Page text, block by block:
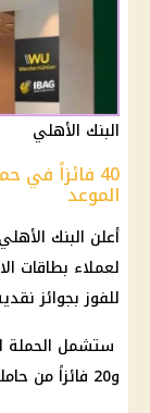
البنك الأهلي
40 فائزاً
الموعد
أعلن البنك
لعملاء بطاقات
للفوز بجوائز
ستشمل الحملة اختيار 20
و20 فائزاً من حاملي بطاقات الخصم المباشر.